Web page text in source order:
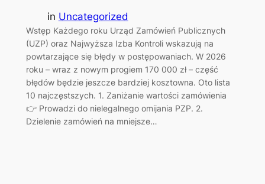
in Uncategorized
Wstęp Każdego roku Urząd Zamówień Publicznych
(UZP) oraz Najwyższa Izba Kontroli wskazują na
powtarzające się błędy w postępowaniach. W 2026
roku – wraz z nowym progiem 170 000 zł – część
błędów będzie jeszcze bardziej kosztowna. Oto lista
10 najczęstszych. 1. Zaniżanie wartości zamówienia
👉 Prowadzi do nielegalnego omijania PZP. 2.
Dzielenie zamówień na mniejsze…